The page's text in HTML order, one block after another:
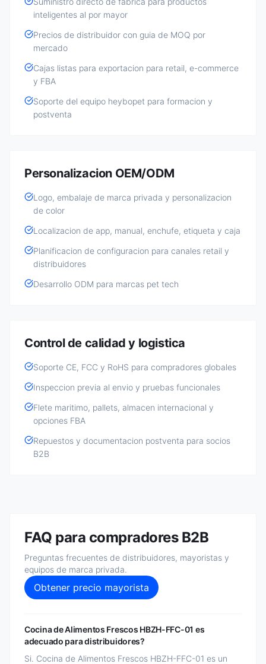
inteligentes al por mayor
Precios de distribuidor con guia de MOQ por
mercado
Cajas listas para exportacion para retail, e-commerce
y FBA
Soporte del equipo heybopet para formacion y
postventa
Personalizacion OEM/ODM
Logo, embalaje de marca privada y personalizacion
de color
Localizacion de app, manual, enchufe, etiqueta y caja
Planificacion de configuracion para canales retail y
distribuidores
Desarrollo ODM para marcas pet tech
Control de calidad y logistica
Soporte CE, FCC y RoHS para compradores globales
Inspeccion previa al envio y pruebas funcionales
Flete maritimo, pallets, almacen internacional y
opciones FBA
Repuestos y documentacion postventa para socios
B2B
FAQ para compradores B2B
Preguntas frecuentes de distribuidores, mayoristas y
equipos de marca privada.
Obtener precio mayorista
Cocina de Alimentos Frescos HBZH-FFC-01 es
adecuado para distribuidores?
Si. Cocina de Alimentos Frescos HBZH-FFC-01 es un